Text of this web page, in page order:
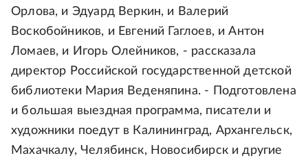
Орлова, и Эдуард Веркин, и Валерий
Воскобойников, и Евгений Гаглоев, и Антон
Ломаев, и Игорь Олейников, - рассказала
директор Российской государственной детской
библиотеки Мария Веденяпина. - Подготовлена
и большая выездная программа, писатели и
художники поедут в Калининград, Архангельск,
Махачкалу, Челябинск, Новосибирск и другие